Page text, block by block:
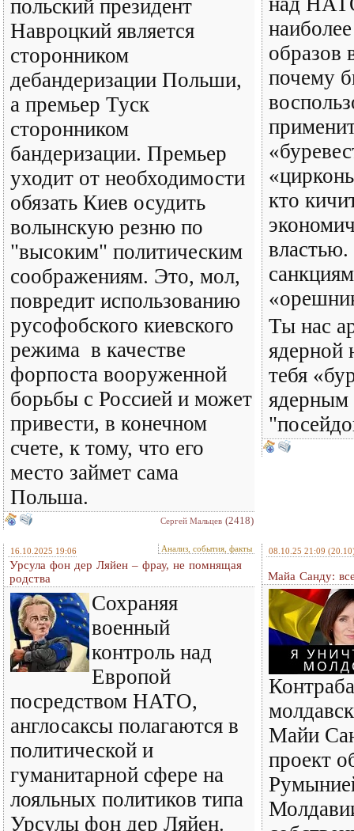
польский президент
Навроцкий является
сторонником
дебандеризации Польши,
а премьер Туск
сторонником
бандеризации. Премьер
уходит от необходимости
обязать Киев осудить
волынскую резню по
"высоким" политическим
соображениям. Это, мол,
повредит использованию
русофобского киевского
режима в качестве
форпоста вооруженной
борьбы с Россией и может
привести, в конечном
счете, к тому, что его
место займет сама
Польша.
Сергей Мальцев (2418)
образов
почему
кто
Ты нас
ядерной
тебя
ядерным
16.10.2025 19:06 Анализ, события, факты
Урсула фон дер Ляйен – фрау, не помнящая
родства
Сохраняя
военный
контроль над
Европой
посредством НАТО,
англосаксы полагаются в
политической и
гуманитарной сфере на
лояльных политиков типа
Урсулы фон дер Ляйен.
08.10.25 21:09
Майа Санду:
Майи
проект